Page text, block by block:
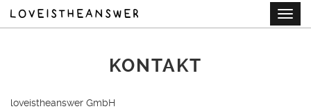
KONTAKT
loveistheanswer GmbH